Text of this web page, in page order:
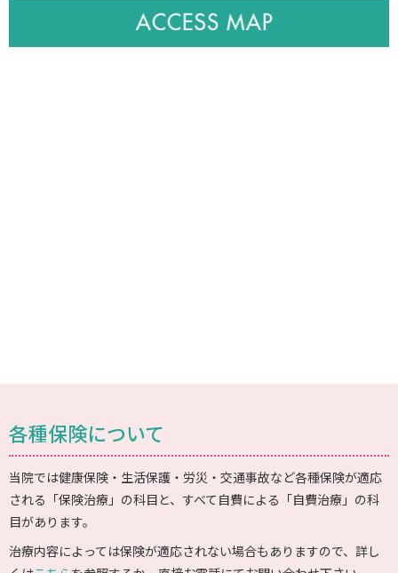
各種保険について
当院では健康保険・生活保護・労災・交通事故など各種保険が適応
される「保険治療」の科目と、すべて自費による「自費治療」の科
目があります。
治療内容によっては保険が適応されない場合もありますので、詳し